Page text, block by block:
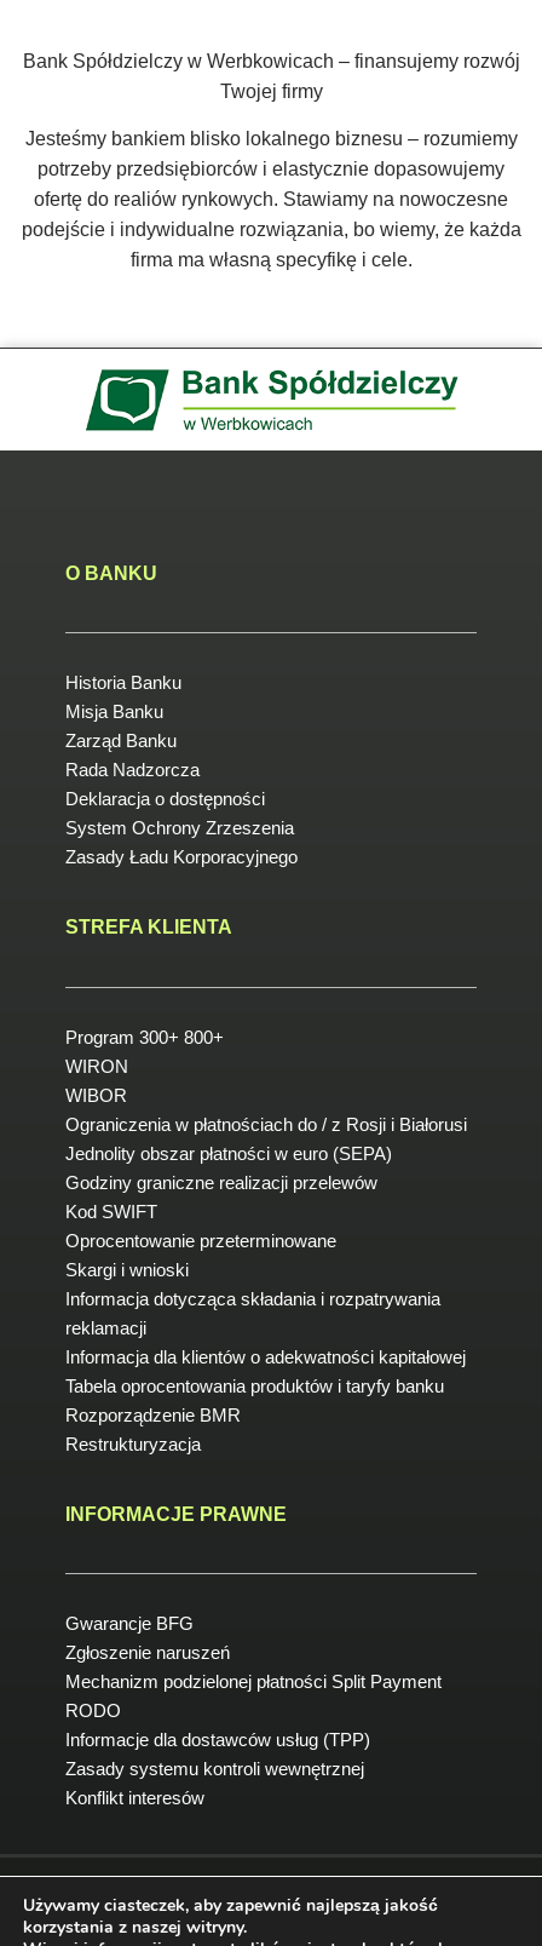
Bank Spółdzielczy w Werbkowicach – finansujemy rozwój
Twojej firmy
Jesteśmy bankiem blisko lokalnego biznesu – rozumiemy
potrzeby przedsiębiorców i elastycznie dopasowujemy
ofertę do realiów rynkowych. Stawiamy na nowoczesne
podejście i indywidualne rozwiązania, bo wiemy, że każda
firma ma własną specyfikę i cele.
O BANKU
Historia Banku
Misja Banku
Zarząd Banku
Rada Nadzorcza
Deklaracja o dostępności
System Ochrony Zrzeszenia
Zasady Ładu Korporacyjnego
STREFA KLIENTA
Program 300+ 800+
WIRON
WIBOR
Ograniczenia w płatnościach do / z Rosji i Białorusi
Jednolity obszar płatności w euro (SEPA)
Godziny graniczne realizacji przelewów
Kod SWIFT
Oprocentowanie przeterminowane
Skargi i wnioski
Informacja dotycząca składania i rozpatrywania
reklamacji
Informacja dla klientów o adekwatności kapitałowej
Tabela oprocentowania produktów i taryfy banku
Rozporządzenie BMR
Restrukturyzacja
INFORMACJE PRAWNE
Gwarancje BFG
Zgłoszenie naruszeń
Mechanizm podzielonej płatności Split Payment
RODO
Informacje dla dostawców usług (TPP)
Zasady systemu kontroli wewnętrznej
Konflikt interesów
Bezpieczeństwo
Używamy ciasteczek, aby zapewnić najlepszą jakość
korzystania z naszej witryny.